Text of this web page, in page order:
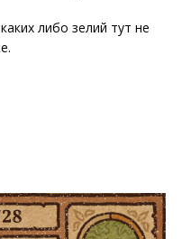
либо зелий тут не